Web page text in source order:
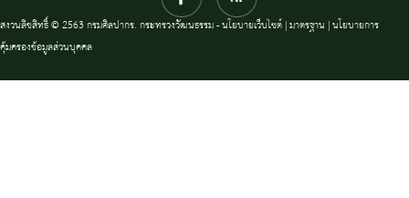
สงวนลิขสิทธิ์ © 2563 กรมศิลปากร. กระทรวงวัฒนธรรม -นโยบายเว็บไซต์|มาตรฐาน |นโยบายการ
คุ้มครองข้อมูลส่วนบุคคล